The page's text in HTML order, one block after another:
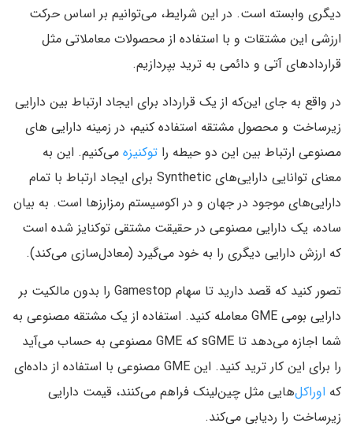
دیگری وابسته است. در این شرایط، می‌توانیم بر اساس حرکت
ارزشی این مشتقات و با استفاده از محصولات معاملاتی مثل
قراردادهای آتی و دائمی به ترید بپردازیم.
در واقع به جای این‌که از یک قرارداد برای ایجاد ارتباط بین دارایی
زیرساخت و محصول مشتقه استفاده کنیم، در زمینه دارایی های
مصنوعی ارتباط بین این دو حیطه را توکنیزه می‌کنیم. این به
معنای توانایی دارایی‌های Synthetic برای ایجاد ارتباط با تمام
دارایی‌های موجود در جهان و در اکوسیستم رمزارز‌ها است. به بیان
ساده، یک دارایی مصنوعی در حقیقت مشتقی توکنایز شده است
که ارزش دارایی دیگری را به خود می‌گیرد (معادل‌سازی می‌کند).
تصور کنید که قصد دارید تا سهام Gamestop را بدون مالکیت بر
دارایی بومی GME معامله کنید. استفاده از یک مشتقه مصنوعی به
شما اجازه می‌دهد تا sGME که GME مصنوعی به حساب می‌آید
را برای این کار ترید کنید. این GME مصنوعی با استفاده از داده‌ای
که اوراکل‌هایی مثل چین‌لینک فراهم می‌کنند، قیمت دارایی
زیرساخت را ردیابی می‌کند.